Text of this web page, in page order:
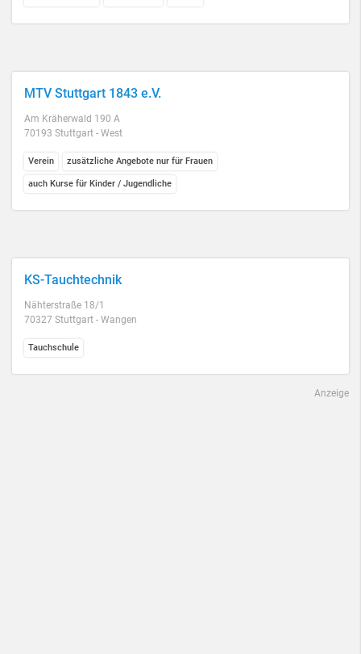
MTV Stuttgart 1843 e.V.
Am Kräherwald 190 A
70193 Stuttgart - West
Verein zusätzliche Angebote nur für Frauen
auch Kurse für Kinder / Jugendliche
KS-Tauchtechnik
Nähterstraße 18/1
70327 Stuttgart - Wangen
Tauchschule
Anzeige